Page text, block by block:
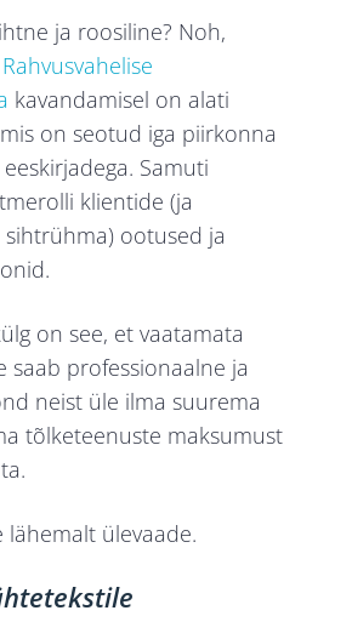
ja roosiline? Noh,
Rahvusvahelise
kavandamisel on alati
on seotud iga piirkonna
Samuti
klientide (ja
ootused ja
on see, et vaatamata
saab professionaalne ja
neist üle ilma suurema
tõlketeenuste maksumust
lähemalt ülevaade.